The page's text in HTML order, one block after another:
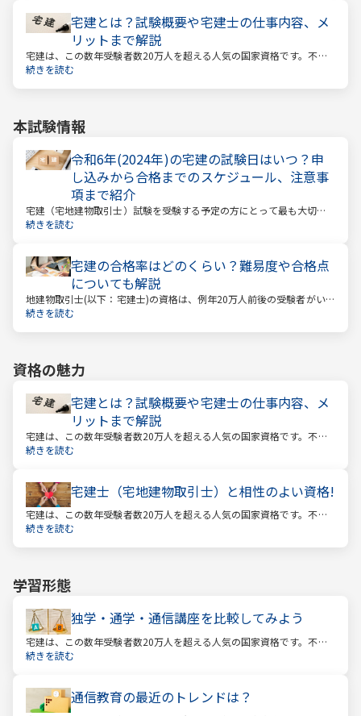
宅建とは？試験概要や宅建士の仕事内容、メ
リットまで解説
宅建は、この数年受験者数20万人を超える人気の国家資格です。不動
産業に携わる人をはじめ、他業種、学生、主婦まで、さまざまな方が
続きを読む
本試験情報
令和6年(2024年)の宅建の試験日はいつ？申
し込みから合格までのスケジュール、注意事
項まで紹介
宅建（宅地建物取引士）試験を受験する予定の方にとって最も大切な
情報は「試験日」です。いつから勉強を始めるか、もう始めているな
続きを読む
宅建の合格率はどのくらい？難易度や合格点
についても解説
地建物取引士(以下：宅建士)の資格は、例年20万人前後の受験者がいる
人気資格。 その試験の合格率は15～18%程度であり、過去10年の平均
続きを読む
資格の魅力
宅建とは？試験概要や宅建士の仕事内容、メ
リットまで解説
宅建は、この数年受験者数20万人を超える人気の国家資格です。不動
産業に携わる人をはじめ、他業種、学生、主婦まで、さまざまな方が
続きを読む
宅建士（宅地建物取引士）と相性のよい資格!
宅建は、この数年受験者数20万人を超える人気の国家資格です。不動
産業に携わる人をはじめ、他業種、学生、主婦まで、さまざまな方が
続きを読む
学習形態
独学・通学・通信講座を比較してみよう
宅建は、この数年受験者数20万人を超える人気の国家資格です。不動
産業に携わる人をはじめ、他業種、学生、主婦まで、さまざまな方が
続きを読む
通信教育の最近のトレンドは？